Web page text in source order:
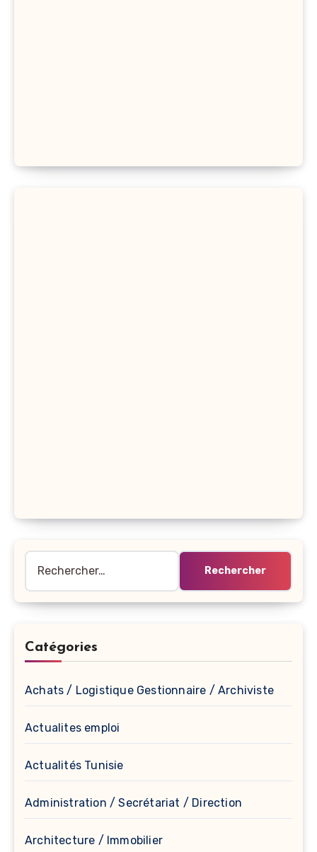
Catégories
Achats / Logistique Gestionnaire / Archiviste
Actualites emploi
Actualités Tunisie
Administration / Secrétariat / Direction
Architecture / Immobilier